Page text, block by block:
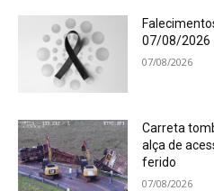
07/08/2026
07/08/2026
Carreta
alça de
ferido
07/08/2026